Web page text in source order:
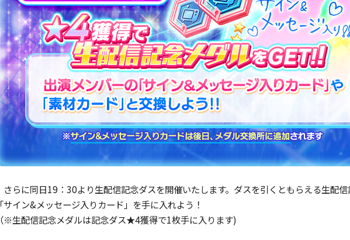
さらに同日19：30より生配信記念ダスを開催いたします。ダスを引くともらえる生配
「サイン&メッセージ入りカード」を手に入れよう！
（※生配信記念メダルは記念ダス★4獲得で1枚手に入ります)